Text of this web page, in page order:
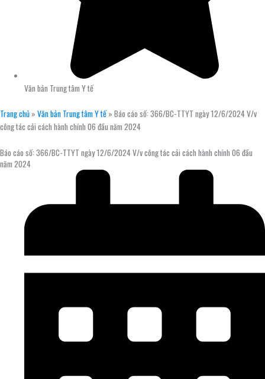
Văn bản Trung tâm Y tế
Trang chủ » Văn bản Trung tâm Y tế» Báo cáo số: 366/BC-TTYT ngày 12/6/2024 V/v
công tác cải cách hành chính 06 đầu năm 2024
Báo cáo số: 366/BC-TTYT ngày 12/6/2024 V/v công tác cải cách hành chính 06 đầu
năm 2024